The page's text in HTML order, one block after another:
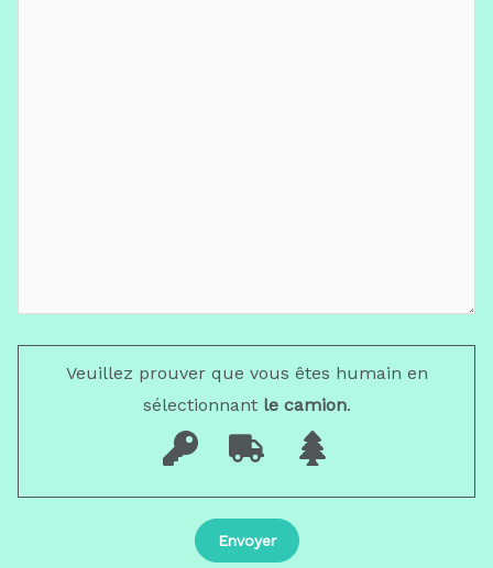
Veuillez prouver que vous êtes humain en
sélectionnantle camion.